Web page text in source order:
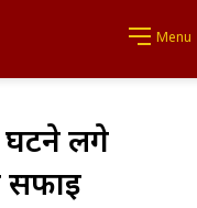
Menu
घटने लगे
सफाई